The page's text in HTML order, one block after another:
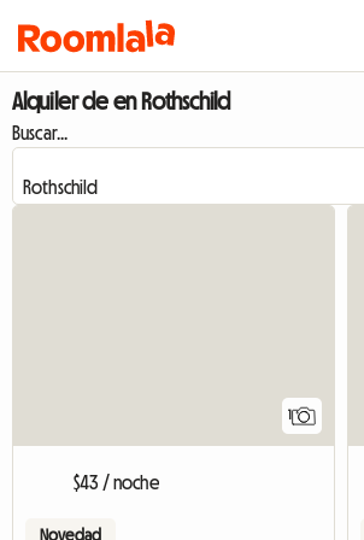
Alquiler de en Rothschild
Buscar...
1
$43 / noche
Novedad